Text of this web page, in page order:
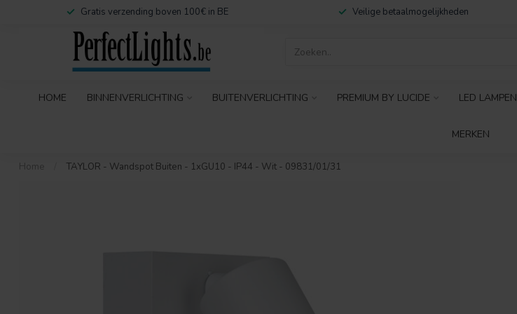
Gratis verzending boven 100€ in BE Veilige betaalmogelijkheden
HOME BINNENVERLICHTING BUITENVERLICHTING PREMIUM BY LUCIDE LED LAMPEN
MERKEN
Home TAYLOR - Wandspot Buiten - 1xGU10 - IP44 - Wit - 09831/01/31